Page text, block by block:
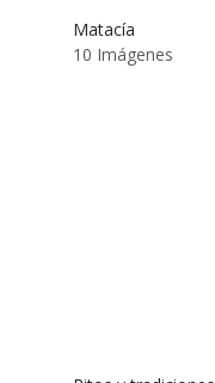
Matacía
10 Imágenes